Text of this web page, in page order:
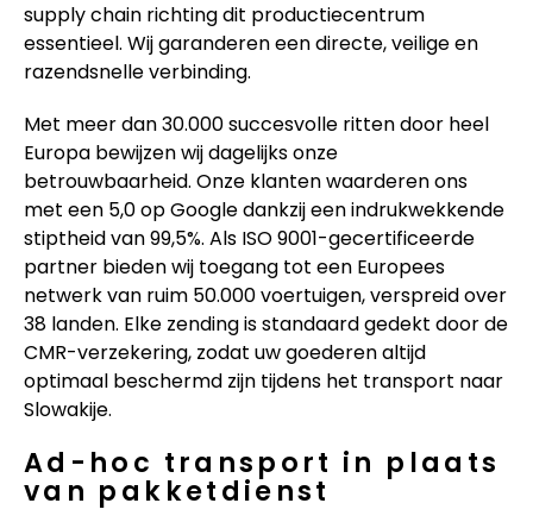
supply chain richting dit productiecentrum
essentieel. Wij garanderen een directe, veilige en
razendsnelle verbinding.
Met meer dan 30.000 succesvolle ritten door heel
Europa bewijzen wij dagelijks onze
betrouwbaarheid. Onze klanten waarderen ons
met een 5,0 op Google dankzij een indrukwekkende
stiptheid van 99,5%. Als ISO 9001-gecertificeerde
partner bieden wij toegang tot een Europees
netwerk van ruim 50.000 voertuigen, verspreid over
38 landen. Elke zending is standaard gedekt door de
CMR-verzekering, zodat uw goederen altijd
optimaal beschermd zijn tijdens het transport naar
Slowakije.
Ad-hoc transport in plaats
van pakketdienst